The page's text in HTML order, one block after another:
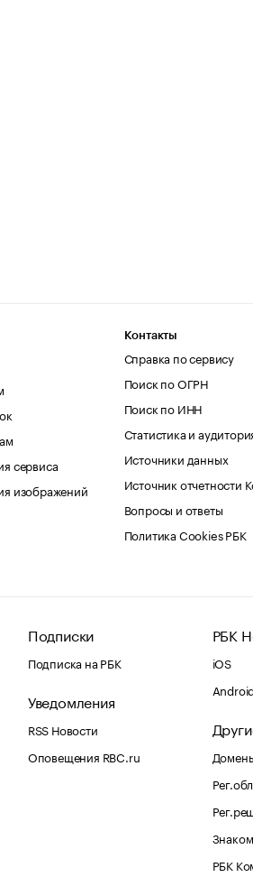
сервиса
изображений
Контакты
Справка по сервису
Поиск по ОГРН
Поиск по ИНН
Статистика и
Источники данных
Источник отчетности
Вопросы и ответы
Политика Cookies РБК
Подписки
Подписка на РБК
Уведомления
RSS Новости
Оповещения RBC.ru
РБК
iOS
РБК